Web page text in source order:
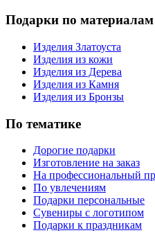
Подарки по материалам
Изделия Златоуста
Изделия из кожи
Изделия из Дерева
Изделия из Камня
Изделия из Бронзы
По тематике
Дорогие подарки
Изготовление на заказ
На профессиональный
По увлечениям
Подарки персональные
Сувениры с логотипом
Подарки к праздникам